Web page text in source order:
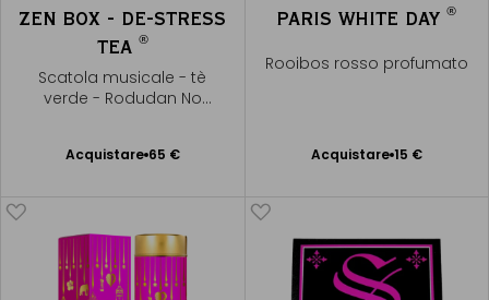
ZEN BOX - DE-STRESS
TEA ®
Scatola musicale - tè
verde - Rodudan No
Acquistare 65 €
Aggiungere
PARIS WHITE DAY®
Rooibos rosso profumato
Acquistare 15 €
Aggiungere